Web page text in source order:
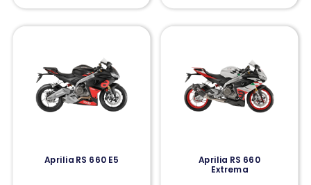
Aprilia RS 660 E5 Aprilia RS 660
Extrema